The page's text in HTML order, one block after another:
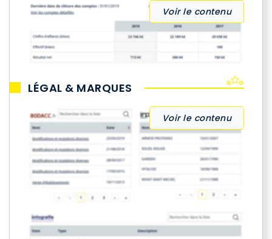
Voir le contenu
LÉGAL & MARQUES
Voir le contenu